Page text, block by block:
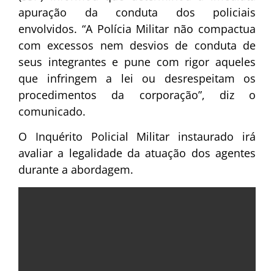
apuração da conduta dos policiais
envolvidos. “A Polícia Militar não compactua
com excessos nem desvios de conduta de
seus integrantes e pune com rigor aqueles
que infringem a lei ou desrespeitam os
procedimentos da corporação”, diz o
comunicado.
O Inquérito Policial Militar instaurado irá
avaliar a legalidade da atuação dos agentes
durante a abordagem.